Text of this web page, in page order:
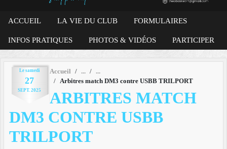
ACCUEIL LA VIE DU CLUB FORMULAIRES
INFOS PRATIQUES PHOTOS & VIDÉOS PARTICIPER
Le samedi
27
SEPT. 2025
Accueil
Arbitres match DM3 contre USBB TRILPORT
ARBITRES MATCH
DM3 CONTRE USBB
TRILPORT